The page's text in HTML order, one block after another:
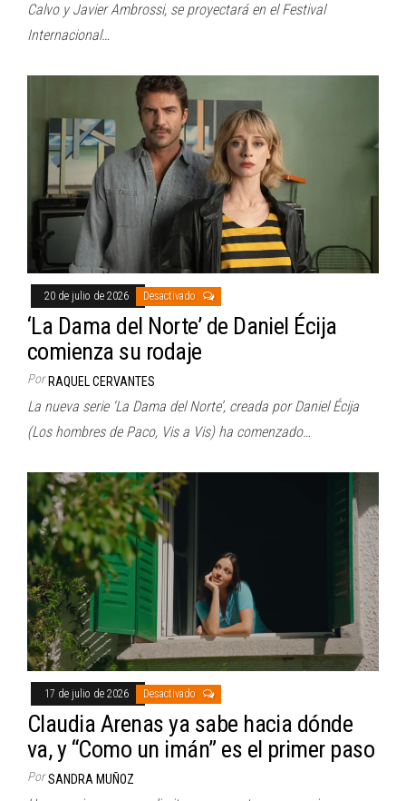
Calvo y Javier Ambrossi, se proyectará en el Festival
Internacional…
20 de julio de 2026 Desactivado
‘La Dama del Norte’ de Daniel Écija
comienza su rodaje
Por RAQUEL CERVANTES
La nueva serie ‘La Dama del Norte’, creada por Daniel Écija
(Los hombres de Paco, Vis a Vis) ha comenzado…
17 de julio de 2026 Desactivado
Claudia Arenas ya sabe hacia dónde
va, y “Como un imán” es el primer paso
Por SANDRA MUÑOZ